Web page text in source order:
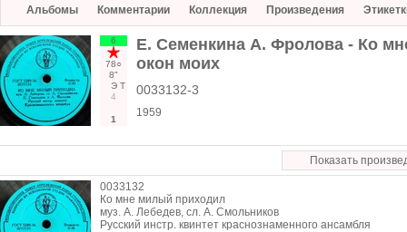
Альбомы Комментарии Коллекция Произведения
6
78○
8"
Э Т
4
1
Е. Семенкина А. Фролова - Ко
окон моих
0033132-3
1959
Показать
0033132
Ко мне милый приходил
муз. А. Лебедев, сл. А. Смольников
Русский инстр. квинтет краснознаменного ансамбля